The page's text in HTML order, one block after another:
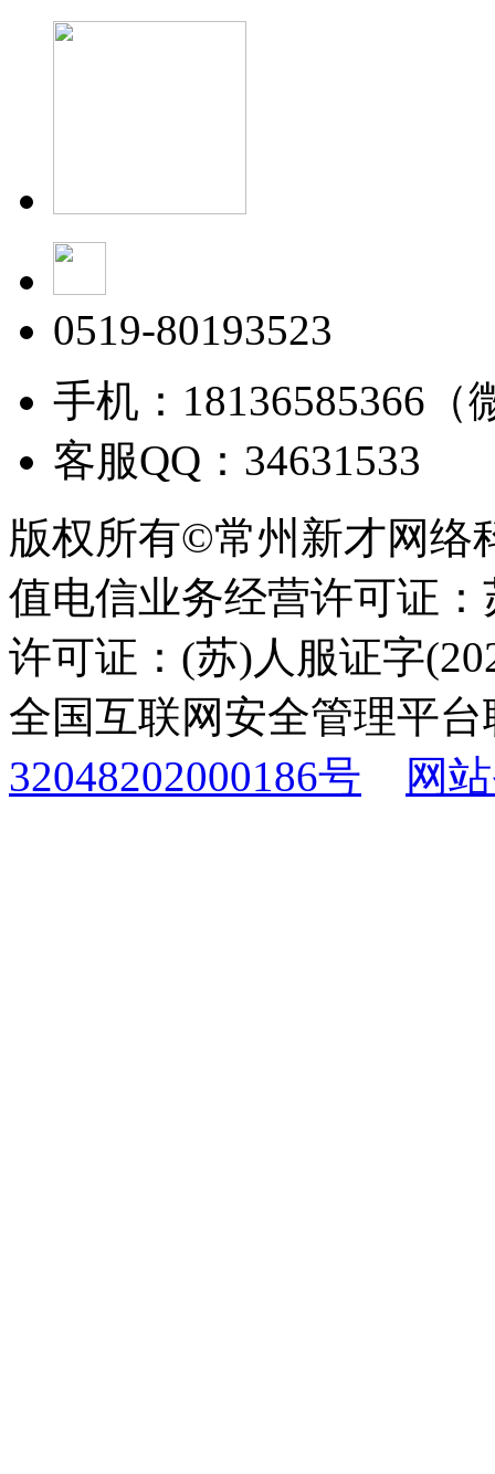
0519-80193523
手机：18136585366（
客服QQ：34631533
版权所有©常州新才网络
值电信业务经营许可证
许可证：(苏)人服证字
全国互联网安全管理平
32048202000186号
网